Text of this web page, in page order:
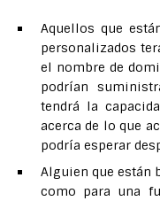
Aquellos que
personalizados
el nombre de
podrían
tendrá la
acerca de lo que
podría esperar
Alguien que están
como para una